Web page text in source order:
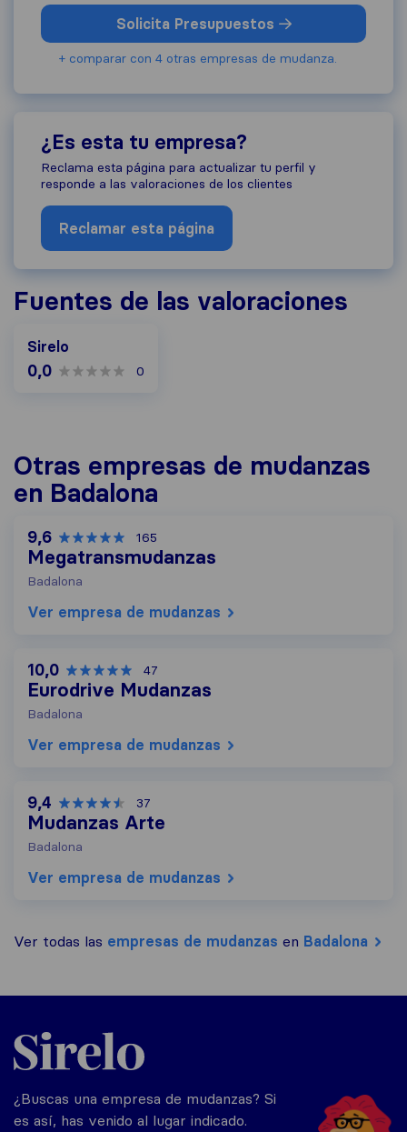
Solicita Presupuestos
+ comparar con 4 otras empresas de mudanza.
¿Es esta tu empresa?
Reclama esta página para actualizar tu perfil y
responde a las valoraciones de los clientes
Reclamar esta página
Fuentes de las valoraciones
Sirelo
0,0 0
Otras empresas de mudanzas
en Badalona
9,6 165
Megatransmudanzas
Badalona
Ver empresa de mudanzas
10,0 47
Eurodrive Mudanzas
Badalona
Ver empresa de mudanzas
9,4 37
Mudanzas Arte
Badalona
Ver empresa de mudanzas
Ver todas las empresas de mudanzas en Badalona
Sirelo.es
¿Buscas una empresa de mudanzas? Si
es así, has venido al lugar indicado.